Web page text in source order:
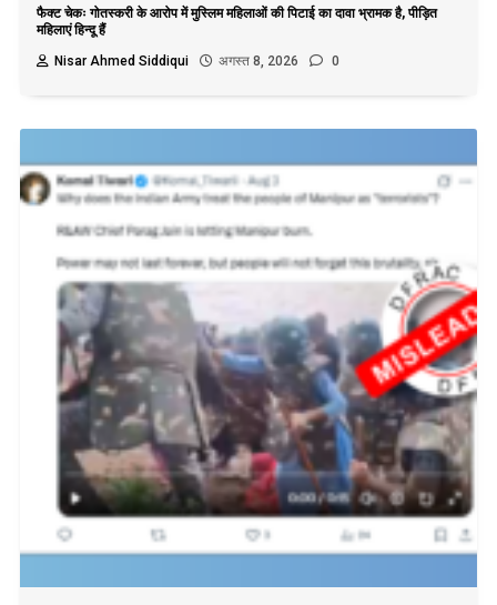
फैक्ट चेकः गोतस्करी के आरोप में मुस्लिम महिलाओं की पिटाई का दावा भ्रामक है, पीड़ित
महिलाएं हिन्दू हैं
Nisar Ahmed Siddiqui
अगस्त 8, 2026 0